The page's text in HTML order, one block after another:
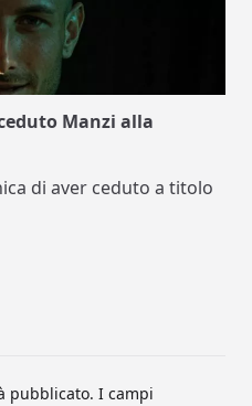
Manzi alla
di aver ceduto a titolo
pubblicato. I campi